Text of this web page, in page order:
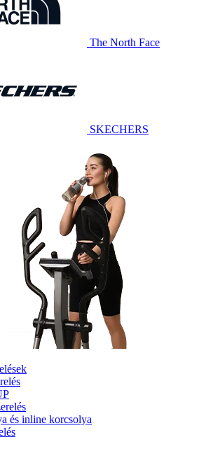
The North Face
SKECHERS
és inline korcsolya